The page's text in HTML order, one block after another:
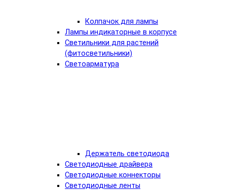
Колпачок для лампы
Лампы индикаторные в корпусе
Светильники для растений
(фитосветильники)
Светоарматура
Держатель светодиода
Светодиодные драйвера
Светодиодные коннекторы
Светодиодные ленты